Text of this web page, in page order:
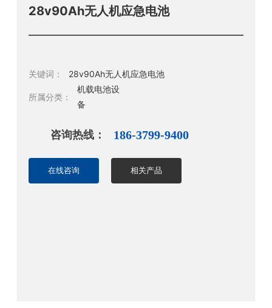
28v90Ah无人机应急电池
关键词： 28v90Ah无人机应急电池
所属分类：
机载电池设
备
咨询热线： 186-3799-9400
在线咨询 相关产品